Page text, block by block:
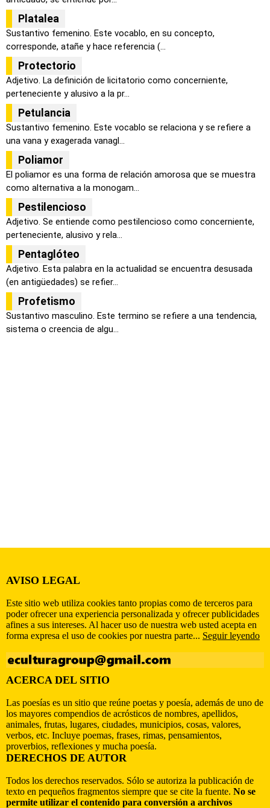
Platalea
Sustantivo femenino. Este vocablo, en su concepto,
corresponde, atañe y hace referencia (...
Protectorio
Adjetivo. La definición de licitatorio como concerniente,
perteneciente y alusivo a la pr...
Petulancia
Sustantivo femenino. Este vocablo se relaciona y se refiere a
una vana y exagerada vanagl...
Poliamor
El poliamor es una forma de relación amorosa que se muestra
como alternativa a la monogam...
Pestilencioso
Adjetivo. Se entiende como pestilencioso como concerniente,
perteneciente, alusivo y rela...
Pentaglóteo
Adjetivo. Esta palabra en la actualidad se encuentra desusada
(en antigüedades) se refier...
Profetismo
Sustantivo masculino. Este termino se refiere a una tendencia,
sistema o creencia de algu...
AVISO LEGAL
Este sitio web utiliza cookies tanto propias como de terceros para
poder ofrecer una experiencia personalizada y ofrecer publicidades
afines a sus intereses. Al hacer uso de nuestra web usted acepta en
forma expresa el uso de cookies por nuestra parte... Seguir leyendo
ACERCA DEL SITIO
Las poesías es un sitio que reúne poetas y poesía, además de uno de
los mayores compendios de acrósticos de nombres, apellidos,
animales, frutas, lugares, ciudades, municipios, cosas, valores,
verbos, etc. Incluye poemas, frases, rimas, pensamientos,
proverbios, reflexiones y mucha poesía.
DERECHOS DE AUTOR
Todos los derechos reservados. Sólo se autoriza la publicación de
texto en pequeños fragmentos siempre que se cite la fuente. No se
permite utilizar el contenido para conversión a archivos